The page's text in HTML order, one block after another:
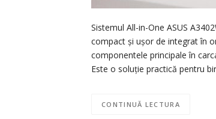
Sistemul All-in-One ASUS
compact și ușor de integrat în
componentele principale în
Este o soluție practică pentru
CONTINUĂ LECTURA